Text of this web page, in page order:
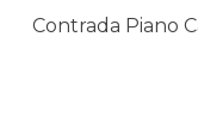
Contrada Piano